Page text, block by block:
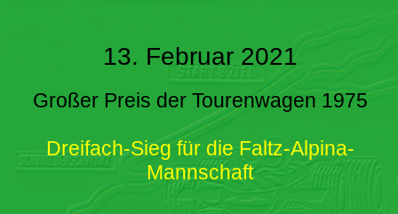
13. Februar 2021
Großer Preis der Tourenwagen 1975
Dreifach-Sieg für die Faltz-Alpina-
Mannschaft